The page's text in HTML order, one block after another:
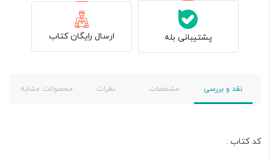
پشتیبانی بله ارسال رایگان کتاب
نقد و بررسی مشخصات نظرات محصولات مشابه
کد کتاب :